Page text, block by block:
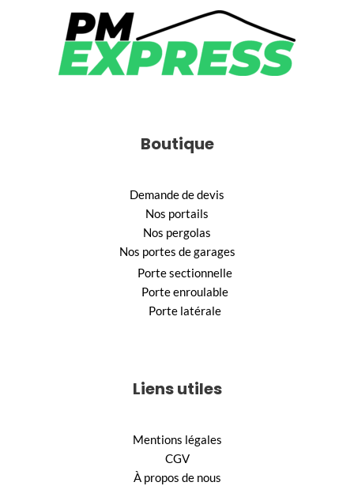
Boutique
Demande de devis
Nos portails
Nos pergolas
Nos portes de garages
Porte sectionnelle
Porte enroulable
Porte latérale
Liens utiles
Mentions légales
CGV
À propos de nous